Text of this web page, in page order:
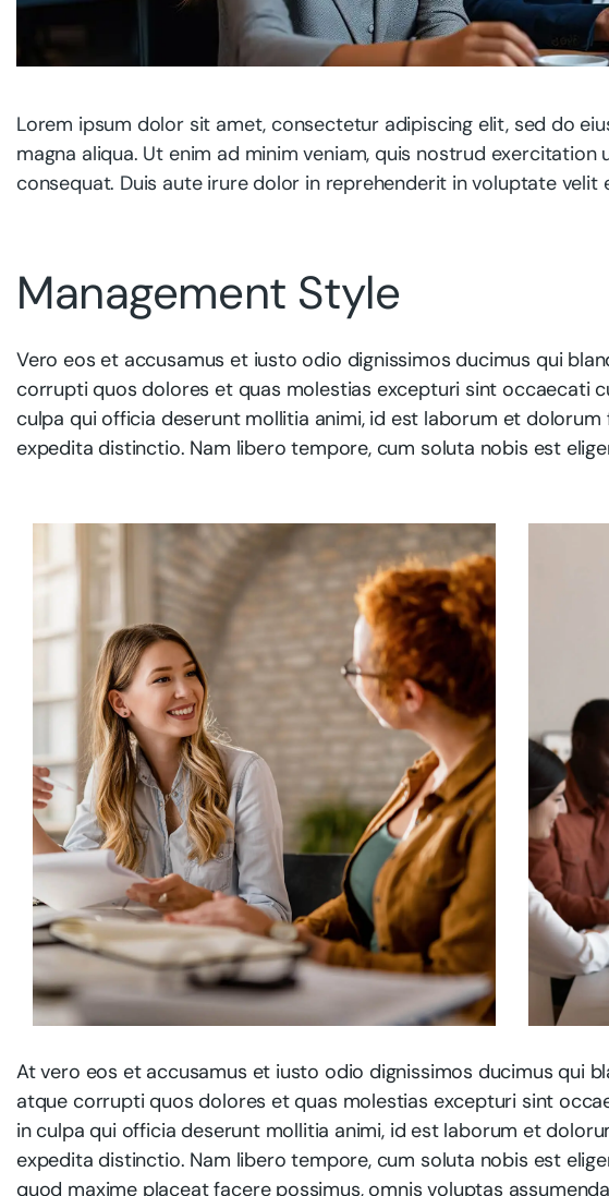
Lorem ipsum dolor sit amet, consectetur adipiscing elit, sed do
magna aliqua. Ut enim ad minim veniam, quis nostrud
consequat. Duis aute irure dolor in reprehenderit in voluptate velit
Management Style
Vero eos et accusamus et iusto odio dignissimos ducimus qui
corrupti quos dolores et quas molestias excepturi sint occaecati
culpa qui officia deserunt mollitia animi, id est laborum et
expedita distinctio. Nam libero tempore, cum soluta nobis est
At vero eos et accusamus et iusto odio dignissimos ducimus qui
atque corrupti quos dolores et quas molestias excepturi sint
in culpa qui officia deserunt mollitia animi, id est laborum et
expedita distinctio. Nam libero tempore, cum soluta nobis est
quod maxime placeat facere possimus, omnis voluptas